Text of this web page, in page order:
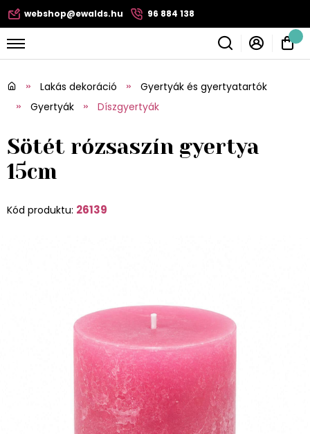
webshop@ewalds.hu 96 884 138
Lakás dekoráció
Gyertyák és gyertyatartók
Gyertyák
Díszgyertyák
Sötét rózsaszín gyertya
15cm
Kód produktu: 26139